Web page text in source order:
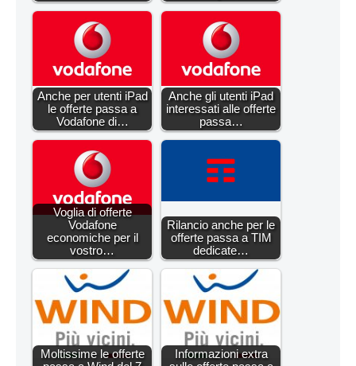
Anche per utenti iPad
le offerte passa a
Vodafone di…
Anche gli utenti iPad
interessati alle offerte
passa…
Voglia di offerte
Vodafone
economiche per il
vostro…
Rilancio anche per le
offerte passa a TIM
dedicate…
Moltissime le offerte
Informazioni extra